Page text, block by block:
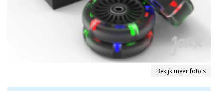
Bekijk meer foto's